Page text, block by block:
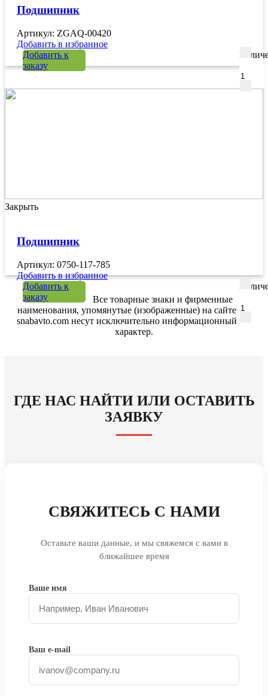
Подшипник
Артикул: ZGAQ-00420
Добавить в избранное
Добавить к
заказу
Закрыть
Подшипник
Артикул: 0750-117-785
Добавить в избранное
Добавить к
заказу
Все товарные знаки и фирменные
наименования, упомянутые (изображенные) на сайте
snabavto.com несут исключительно информационный
характер.
ГДЕ НАС НАЙТИ ИЛИ ОСТАВИТЬ
ЗАЯВКУ
СВЯЖИТЕСЬ С НАМИ
Оставьте ваши данные, и мы свяжемся с вами в
ближайшее время
Ваше имя
Ваш e-mail